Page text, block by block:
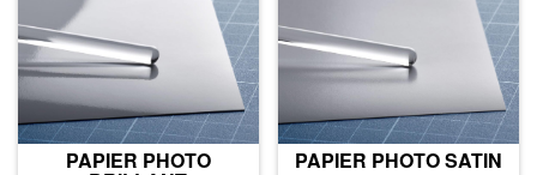
PAPIER PHOTO PAPIER PHOTO SATIN